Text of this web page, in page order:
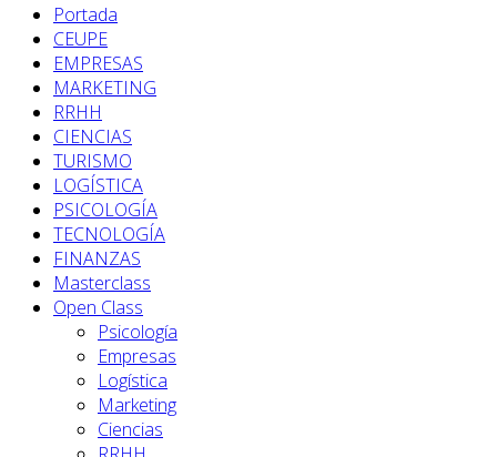
Portada
CEUPE
EMPRESAS
MARKETING
RRHH
CIENCIAS
TURISMO
LOGÍSTICA
PSICOLOGÍA
TECNOLOGÍA
FINANZAS
Masterclass
Open Class
Psicología
Empresas
Logística
Marketing
Ciencias